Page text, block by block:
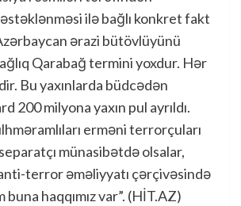
ilə bağlı konkret fakt
ərazi bütövlüyünü
Qarabağ termini yoxdur. Hər
Bu yaxınlarda büdcədən
200 milyona yaxın pul ayrıldı.
erməni terrorçuları
münasibətdə olsalar,
anti-terror əməliyyatı çərçivəsində
haqqımız var”. (HİT.AZ)